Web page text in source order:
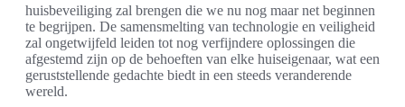
huisbeveiliging zal brengen die we nu nog maar net beginnen
te begrijpen. De samensmelting van technologie en veiligheid
zal ongetwijfeld leiden tot nog verfijndere oplossingen die
afgestemd zijn op de behoeften van elke huiseigenaar, wat een
geruststellende gedachte biedt in een steeds veranderende
wereld.